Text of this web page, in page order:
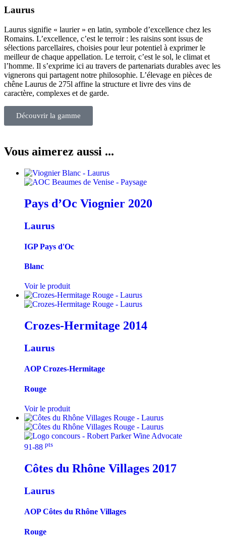
Laurus
Laurus signifie « laurier » en latin, symbole d’excellence chez les
Romains. L’excellence, c’est le terroir : les raisins sont issus de
sélections parcellaires, choisies pour leur potentiel à exprimer le
meilleur de chaque appellation. Le terroir, c’est le sol, le climat et
l’homme. Il s’exprime ici au travers de partenariats durables avec les
vignerons qui partagent notre philosophie. L’élevage en pièces de
chêne Laurus de 275l affine la structure et livre des vins de
caractère, complexes et de garde.
Découvrir la gamme
Vous aimerez aussi ...
Pays d’Oc Viognier 2020
Laurus
IGP Pays d'Oc
Blanc
Voir le produit
Crozes-Hermitage 2014
Laurus
AOP Crozes-Hermitage
Rouge
Voir le produit
91-88 pts
Côtes du Rhône Villages 2017
Laurus
AOP Côtes du Rhône Villages
Rouge